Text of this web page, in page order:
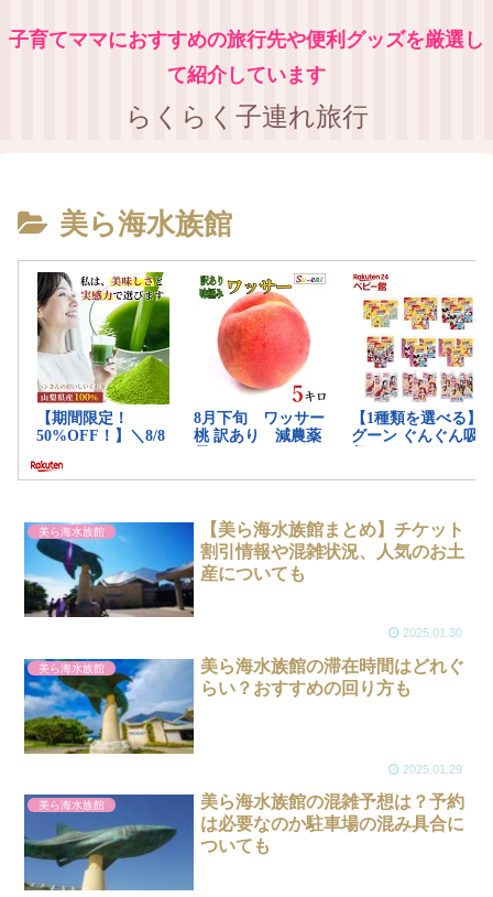
子育てママにおすすめの旅行先や便利グッズを厳選し
て紹介しています
らくらく子連れ旅行
美ら海水族館
美ら海水族館
【美ら海水族館まとめ】チケット
割引情報や混雑状況、人気のお土
産についても
2025.01.30
美ら海水族館
美ら海水族館の滞在時間はどれぐ
らい？おすすめの回り方も
2025.01.29
美ら海水族館
美ら海水族館の混雑予想は？予約
は必要なのか駐車場の混み具合に
ついても